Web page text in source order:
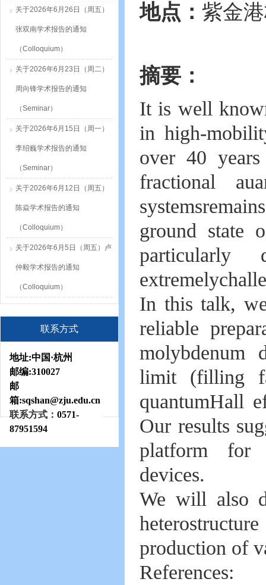
关于2026年6月26日（周五）
张双南学术报告的通知
（Colloquium）
关于2026年6月23日（周二）
周向锋学术报告的通知
（Seminar）
关于2026年6月15日（周一）
李绍巍学术报告的通知
（Seminar）
关于2026年6月12日（周五）
陈焱学术报告的通知
（Colloquium）
关于2026年6月5日（周五）卢
仲毅学术报告的通知
（Colloquium）
联系方式
地址:中国·杭州
邮编:310027
邮
箱:sqshan@zju.edu.cn
联系方式： 0571-
87951594
地点： 紫金
摘要：
It is well
in high-
over 40
fractional
ground state
In this talk,
reliable
molybdenum
limit (filling
quantumHall
Our results
platform for
devices.
We will also
production of
References: